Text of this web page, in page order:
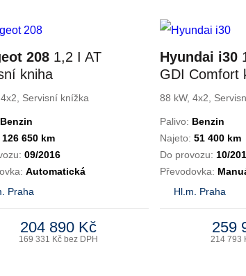
208 1,2 I AT
kniha
Servisní knížka
Benzin
126 650 km
09/2016
Automatická
Praha
204 890 Kč
169 331 Kč bez DPH
Hyundai i30
GDI Comfort
88 kW, 4x2,
Palivo: Benzin
Najeto: 51 400 km
Do provozu: 10/
Převodovka:
Hl.m. Praha
259
214 793